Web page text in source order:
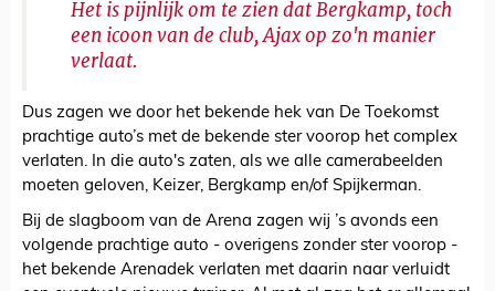
Het is pijnlijk om te zien dat Bergkamp, toch
een icoon van de club, Ajax op zo'n manier
verlaat.
Dus zagen we door het bekende hek van De Toekomst
prachtige auto’s met de bekende ster voorop het complex
verlaten. In die auto's zaten, als we alle camerabeelden
moeten geloven, Keizer, Bergkamp en/of Spijkerman.
Bij de slagboom van de Arena zagen wij ’s avonds een
volgende prachtige auto - overigens zonder ster voorop -
het bekende Arenadek verlaten met daarin naar verluidt